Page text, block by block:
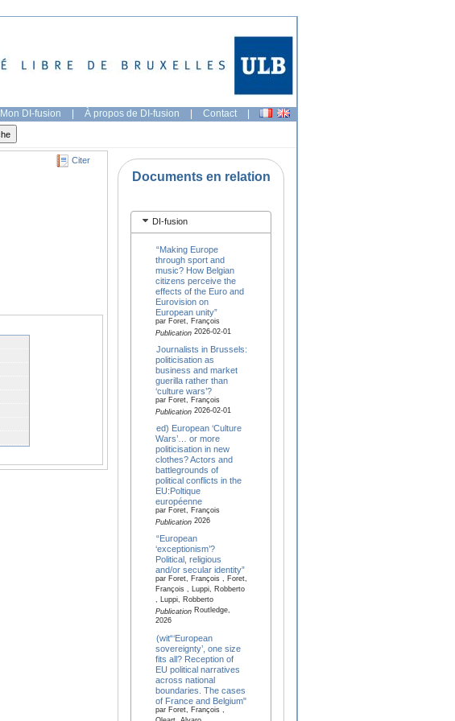
Mon DI-fusion | À propos de DI-fusion | Contact |
Citer
Documents en relation
DI-fusion
“Making Europe
through sport and
music? How Belgian
citizens perceive the
effects of the Euro and
Eurovision on
European unity”
par Foret, François
Publication2026-02-01
Journalists in Brussels:
politicisation as
business and market
guerilla rather than
‘culture wars’?
par Foret, François
Publication2026-02-01
ed) European ‘Culture
Wars’… or more
politicisation in new
clothes? Actors and
battlegrounds of
political conflicts in the
EU:Poltique
européenne
par Foret, François
Publication2026
“European
‘exceptionism’?
Political, religious
and/or secular identity”
par Foret, François , Foret,
François , Luppi, Robberto
, Luppi, Robberto
PublicationRoutledge,
2026
(wit“‘European
sovereignty’, one size
fits all? Reception of
EU political narratives
across national
boundaries. The cases
of France and Belgium"
par Foret, François ,